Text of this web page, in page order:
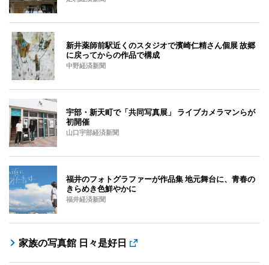
新井薬師前駅近くのスタジオで濱崎仁精さん個展 故郷
に戻ってからの作品で構成
中野経済新聞
宇部・新天町で「共同写真展」 ライブカメラマンらが
初開催
山口宇部経済新聞
福井のフォトグラファーが作品集 地元舞台に、青春の
きらめき色鮮やかに
福井経済新聞
家族の写真館 日々是好日